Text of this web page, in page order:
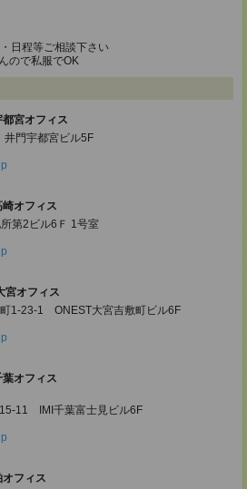
日程等ご相談下さい
ので私服でOK
宮オフィス
門宇都宮ビル5F
オフィス
第2ビル6Ｆ 1号室
オフィス
1-23-1 ONEST大宮吉敷町ビル6F
オフィス
11 IMI千葉富士見ビル6F
フィス